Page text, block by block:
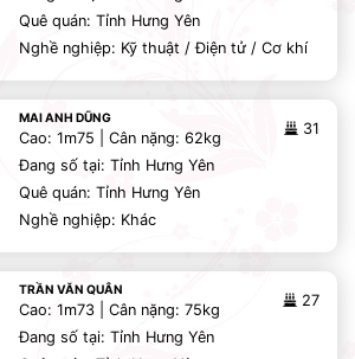
Quê quán: Tỉnh Hưng Yên
Nghề nghiệp: Kỹ thuật / Điện tử / Cơ khí
MAI ANH DŨNG
31
Cao: 1m75 | Cân nặng: 62kg
Đang số tại: Tỉnh Hưng Yên
Quê quán: Tỉnh Hưng Yên
Nghề nghiệp: Khác
TRẦN VĂN QUÂN
27
Cao: 1m73 | Cân nặng: 75kg
Đang số tại: Tỉnh Hưng Yên